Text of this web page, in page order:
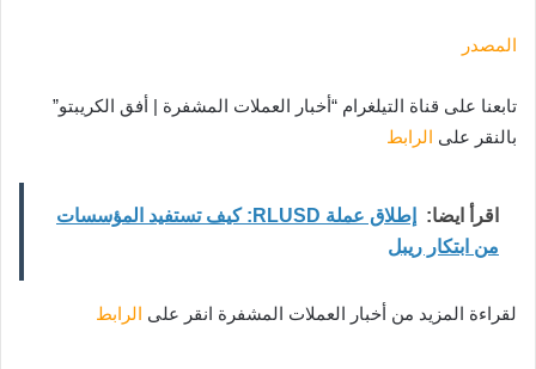
المصدر
تابعنا على قناة التيلغرام “أخبار العملات المشفرة | أفق الكريبتو”
بالنقر على الرابط
اقرأ ايضا:
إطلاق عملة RLUSD: كيف تستفيد المؤسسات
من ابتكار ريبل
لقراءة المزيد من أخبار العملات المشفرة انقر على الرابط